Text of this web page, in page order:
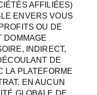
AFFILIÉES)
ENVERS VOUS
OU DE
DOMMAGE
INDIRECT,
DE
LA PLATEFORME
EN AUCUN
GLOBALE DE